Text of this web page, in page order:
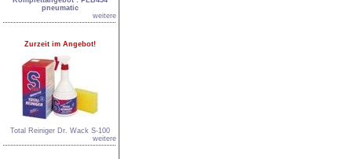
pneumatic
weitere
Zurzeit im Angebot!
Total Reiniger Dr. Wack S-100
weitere